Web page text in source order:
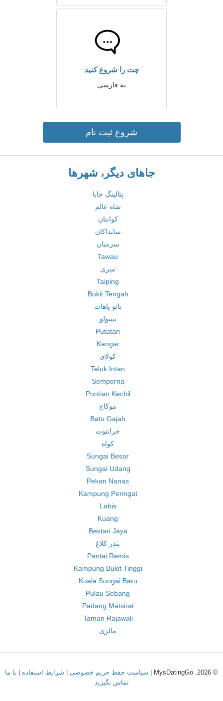
چت را شروع کنید
به فارسی
شروع ثبت نام
جاهای دیگر، شهرها
پتالینگ جایا
شاه عالم
کوانتان
سانداکان
سرمبان
Tawau
میری
Taiping
Bukit Tengah
باتو پاهات
بینتولو
Putatan
Kangar
کولای
Teluk Intan
Semporna
Pontian Kechil
موکاح
Batu Gajah
جرانتوت
کواه
Sungai Besar
Sungai Udang
Pekan Nanas
Kampung Peringat
Labis
Kuang
Bestari Jaya
بندر کلاغ
Pantai Remis
Kampung Bukit Tinggi
Kuala Sungai Baru
Pulau Sebang
Padang Matsirat
Taman Rajawali
مالزی
© 2026, MysDatingGo | سیاست حفظ حریم خصوصی شرایط استفاده
با ما
تماس بگیرید